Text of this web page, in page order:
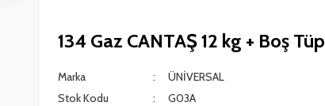
134 Gaz CANTAŞ 12 kg + Boş Tüp
Marka
ÜNİVERSAL
Stok Kodu
G03A